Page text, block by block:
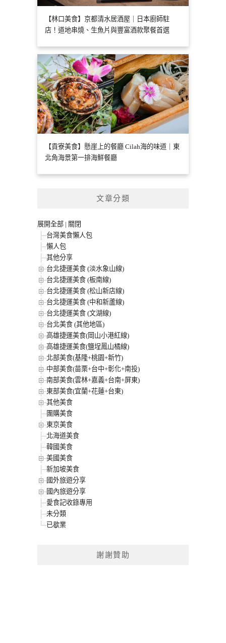
【林口美食】京都清水居酒屋｜日本廚師駐
店！道地串燒、生魚片與豐富酒款聚餐首選
【貢寮美食】懸崖上的餐廳 Cilah海的味道｜東
北角海景第一排海鮮餐廳
文章分類
展開全部 | 關閉
台灣美食懶人包
懶人包
其他分享
台北捷運美食 (淡水象山線)
台北捷運美食 (板南線)
台北捷運美食 (松山新店線)
台北捷運美食 (中和新蘆線)
台北捷運美食 (文湖線)
台北美食 (其他地區)
高雄捷運美食(岡山小港紅線)
高雄捷運美食(鹽埕鳳山橘線)
北部美食(基隆+桃園+新竹)
中部美食(苗栗+台中+彰化+南投)
南部美食(雲林+嘉義+台南+屏東)
東部美食(宜蘭+花蓮+台東)
其他美食
團購美食
東京美食
北海道美食
韓國美食
美國美食
新加坡美食
國外旅遊分享
國內旅遊分享
愛食記收錄專用
未分類
已歇業
謝謝贊助